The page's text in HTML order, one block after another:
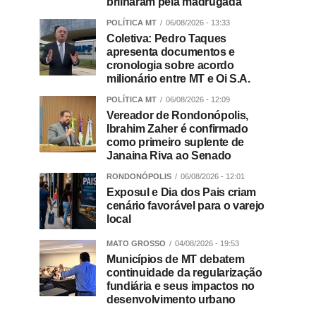
POLÍTICA MT 06/08/2026 - 13:33
Coletiva: Pedro Taques
apresenta documentos e
cronologia sobre acordo
milionário entre MT e Oi S.A.
POLÍTICA MT 06/08/2026 - 12:09
Vereador de Rondonópolis,
Ibrahim Zaher é confirmado
como primeiro suplente de
Janaina Riva ao Senado
RONDONÓPOLIS 06/08/2026 - 12:01
Exposul e Dia dos Pais criam
cenário favorável para o varejo
local
MATO GROSSO 04/08/2026 - 19:53
Municípios de MT debatem
continuidade da regularização
fundiária e seus impactos no
desenvolvimento urbano